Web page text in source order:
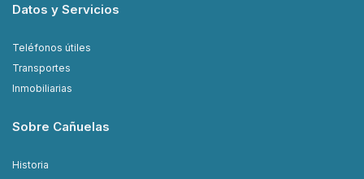
Datos y Servicios
Teléfonos útiles
Transportes
Inmobiliarias
Sobre Cañuelas
Historia